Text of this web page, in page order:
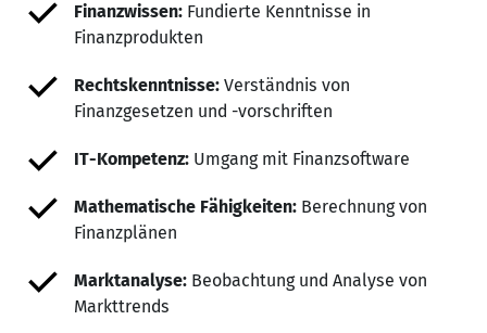
Finanzwissen: Fundierte Kenntnisse in
Finanzprodukten
Rechtskenntnisse: Verständnis von
Finanzgesetzen und -vorschriften
IT-Kompetenz: Umgang mit Finanzsoftware
Mathematische Fähigkeiten: Berechnung von
Finanzplänen
Marktanalyse: Beobachtung und Analyse von
Markttrends